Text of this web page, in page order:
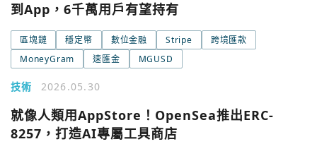
到App，6千萬用戶有望持有
區塊鏈 穩定幣 數位金融 Stripe
跨境匯款
MoneyGram
速匯金 MGUSD
技術 2026.05.30
就像人類用AppStore！OpenSea推出ERC-
8257，打造AI專屬工具商店